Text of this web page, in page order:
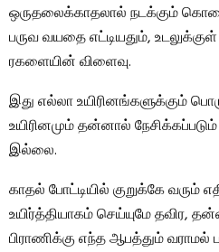
ஒருதலைக்காதலால் நடக்கும்
பருவ வயதை எட்டியதும்,
ரகளையின் விளைவு.
இது எல்லா உயிரினங்களுக்கும்
உயிரினமும் தன்னால்
இல்லை.
காதல் போட்டியில் குறுக்கே வரும்
உயிர்த்தியாகம் செய்யுமே தவிர,
பிராணிக்கு எந்த ஆபத்தும்